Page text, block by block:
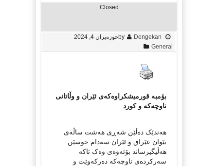
Closed
by Dengekan
حوزه‌یران 4, 2024
General
بۆمبە قورمیشکراوەکەی ئێران و وڵاتانی
ناوچەکە و کورد
هەندێک دەڵێن شەڕی هەشت ساڵەی
نێوان عێراق و ئێران سەدام حوسێن
هەڵیگیرساند بۆئەوەی وەک تاکە
سەرکردەی ناوچەکە دەرکەوێت و